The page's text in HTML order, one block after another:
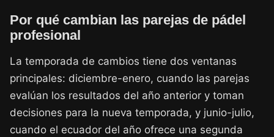
Por qué cambian las parejas de pádel
profesional
La temporada de cambios tiene dos ventanas
principales: diciembre-enero, cuando las parejas
evalúan los resultados del año anterior y toman
decisiones para la nueva temporada, y junio-julio,
cuando el ecuador del año ofrece una segunda